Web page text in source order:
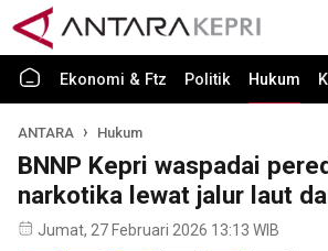
Ekonomi & Ftz Politik Hukum
ANTARA Hukum
BNNP Kepri waspadai
narkotika lewat jalur laut
Jumat, 27 Februari 2026 13:13 WIB